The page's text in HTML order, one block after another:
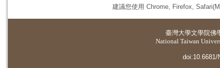
建議您使用 Chrome, Firefox,
臺灣大學文學院佛
National Taiwan
doi:10.6681/